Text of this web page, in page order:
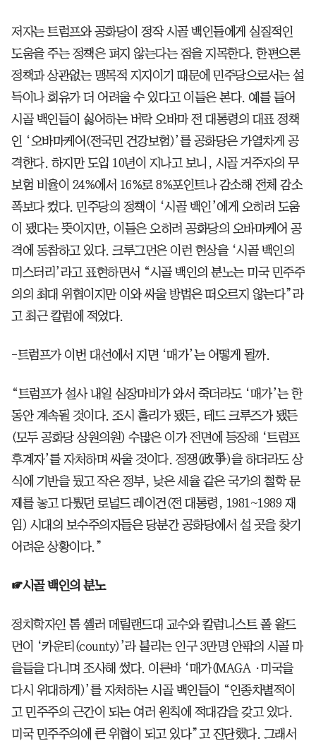
저자는 트럼프와 공화당이 정작 시골 백인들에게 실질적인
도움을 주는 정책은 펴지 않는다는 점을 지목한다. 한편으론
정책과 상관없는 맹목적 지지이기 때문에 민주당으로서는 설
득이나 회유가 더 어려울 수 있다고 이들은 본다. 예를 들어
시골 백인들이 싫어하는 버락 오바마 전 대통령의 대표 정책
인 ‘오바마케어(전국민 건강보험)’를 공화당은 가열차게 공
격한다. 하지만 도입 10년이 지나고 보니, 시골 거주자의 무
보험 비율이 24%에서 16%로 8%포인트나 감소해 전체 감소
폭보다 컸다. 민주당의 정책이 ‘시골 백인’에게 오히려 도움
이 됐다는 뜻이지만, 이들은 오히려 공화당의 오바마케어 공
격에 동참하고 있다. 크루그먼은 이런 현상을 ‘시골 백인의
미스터리’라고 표현하면서 “시골 백인의 분노는 미국 민주주
의의 최대 위협이지만 이와 싸울 방법은 떠오르지 않는다”라
고 최근 칼럼에 적었다.
-트럼프가 이번 대선에서 지면 ‘매가’는 어떻게 될까.
“트럼프가 설사 내일 심장마비가 와서 죽더라도 ‘매가’는 한
동안 계속될 것이다. 조시 홀리가 됐든, 테드 크루즈가 됐든
(모두 공화당 상원의원) 수많은 이가 전면에 등장해 ‘트럼프
후계자’를 자처하며 싸울 것이다. 정쟁(政爭)을 하더라도 상
식에 기반을 뒀고 작은 정부, 낮은 세율 같은 국가의 철학 문
제를 놓고 다퉜던 로널드 레이건(전 대통령, 1981~1989 재
임) 시대의 보수주의자들은 당분간 공화당에서 설 곳을 찾기
어려운 상황이다.”
☞시골 백인의 분노
정치학자인 톰 셸러 메릴랜드대 교수와 칼럼니스트 폴 왈드
먼이 ‘카운티(county)’라 불리는 인구 3만명 안팎의 시골 마
을들을 다니며 조사해 썼다. 이른바 ‘매가(MAGA ·미국을
다시 위대하게)’를 자처하는 시골 백인들이 “인종차별적이
고 민주주의 근간이 되는 여러 원칙에 적대감을 갖고 있다.
미국 민주주의에 큰 위협이 되고 있다”고 진단했다. 그래서